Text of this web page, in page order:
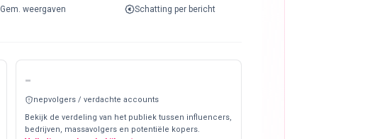
Gem. weergaven Schatting per bericht
-
nepvolgers / verdachte accounts
Bekijk de verdeling van het publiek tussen influencers,
bedrijven, massavolgers en potentiële kopers.